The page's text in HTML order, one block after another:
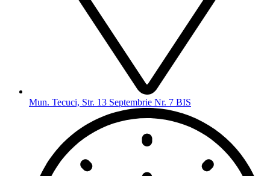
Mun. Tecuci, Str. 13 Septembrie Nr. 7 BIS